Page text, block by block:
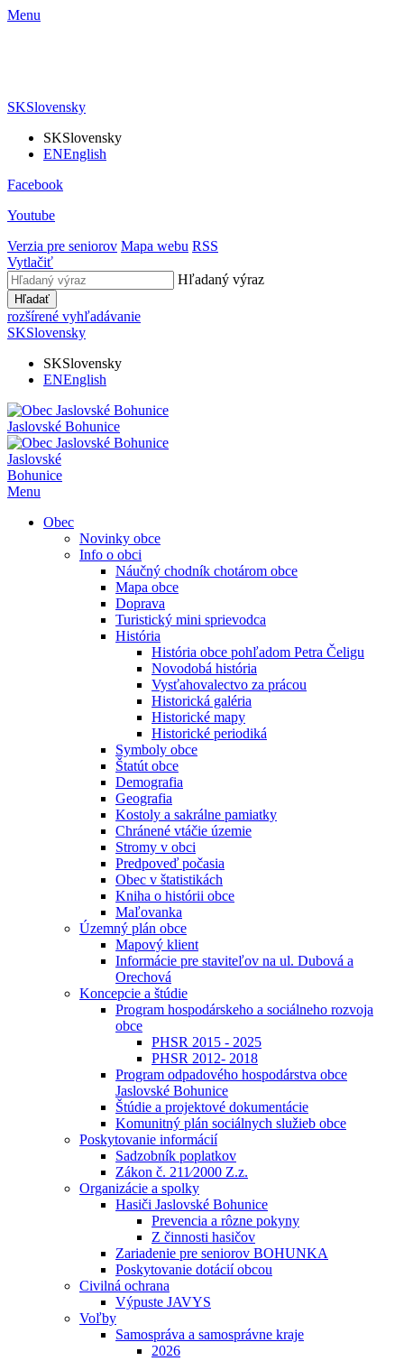
Menu
SKSlovensky
SKSlovensky
ENEnglish
Facebook
Youtube
Verzia pre seniorov Mapa webu RSS
Vytlačiť
Hľadaný výraz
Hľadať
rozšírené vyhľadávanie
SKSlovensky
SKSlovensky
ENEnglish
Jaslovské Bohunice
Jaslovské
Bohunice
Menu
Obec
Novinky obce
Info o obci
Náučný chodník chotárom obce
Mapa obce
Doprava
Turistický mini sprievodca
História
História obce pohľadom Petra Čeligu
Novodobá história
Vysťahovalectvo za prácou
Historická galéria
Historické mapy
Historické periodiká
Symboly obce
Štatút obce
Demografia
Geografia
Kostoly a sakrálne pamiatky
Chránené vtáčie územie
Stromy v obci
Predpoveď počasia
Obec v štatistikách
Kniha o histórii obce
Maľovanka
Územný plán obce
Mapový klient
Informácie pre staviteľov na ul. Dubová a
Orechová
Koncepcie a štúdie
Program hospodárskeho a sociálneho rozvoja
obce
PHSR 2015 - 2025
PHSR 2012- 2018
Program odpadového hospodárstva obce
Jaslovské Bohunice
Štúdie a projektové dokumentácie
Komunitný plán sociálnych služieb obce
Poskytovanie informácií
Sadzobník poplatkov
Zákon č. 211⁄2000 Z.z.
Organizácie a spolky
Hasiči Jaslovské Bohunice
Prevencia a rôzne pokyny
Z činnosti hasičov
Zariadenie pre seniorov BOHUNKA
Poskytovanie dotácií obcou
Civilná ochrana
Výpuste JAVYS
Voľby
Samospráva a samosprávne kraje
2026